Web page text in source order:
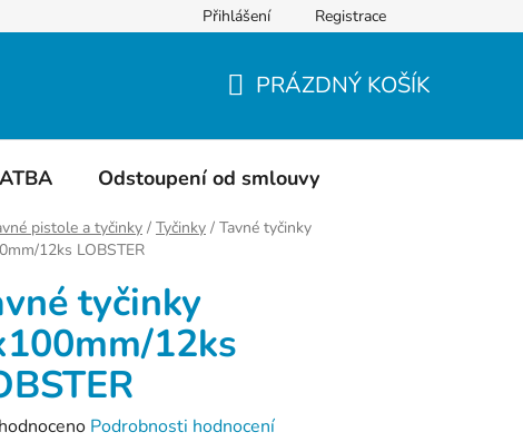
Hodnocení obchodu
Přihlášení Registrace
KOŠÍK
PRÁZDNÝ KOŠÍK
Odstoupení od smlouvy
pistole a tyčinky / Tyčinky / Tavné tyčinky
12ks LOBSTER
tyčinky
12ks
Podrobnosti hodnocení